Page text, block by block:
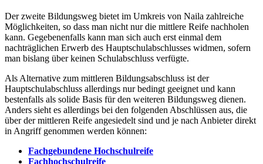
Der zweite Bildungsweg bietet im Umkreis von Naila zahlreiche
Möglichkeiten, so dass man nicht nur die mittlere Reife nachholen
kann. Gegebenenfalls kann man sich auch erst einmal dem
nachträglichen Erwerb des Hauptschulabschlusses widmen, sofern
man bislang über keinen Schulabschluss verfügte.
Als Alternative zum mittleren Bildungsabschluss ist der
Hauptschulabschluss allerdings nur bedingt geeignet und kann
bestenfalls als solide Basis für den weiteren Bildungsweg dienen.
Anders sieht es allerdings bei den folgenden Abschlüssen aus, die
über der mittleren Reife angesiedelt sind und je nach Anbieter direkt
in Angriff genommen werden können:
Fachgebundene Hochschulreife
Fachhochschulreife